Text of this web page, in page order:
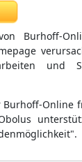
Burhoff-
und
Burhoff-Online